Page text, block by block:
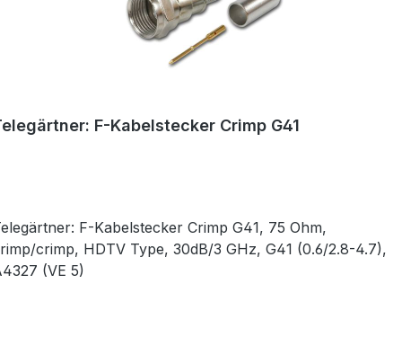
F-Kabelstecker Crimp G41
F-Kabelstecker Crimp G41, 75 Ohm,
crimp, HDTV Type, 30dB/3 GHz, G41 (0.6/2.8-4.7),
A4327 (VE 5)